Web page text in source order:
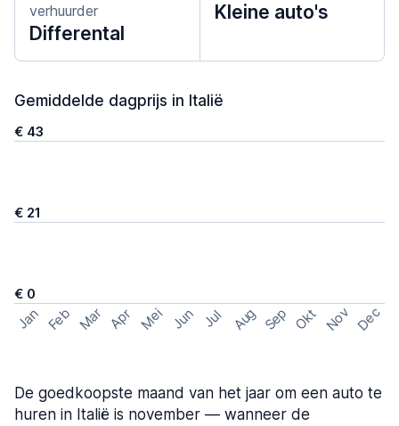
verhuurder
Differental
Kleine auto's
Gemiddelde dagprijs in Italië
€ 43
€ 21
€ 0
Jan Feb Mar Apr Mei Jun Jul Aug Sep Okt Nov Dec
De goedkoopste maand van het jaar om een auto te
huren in Italië is november — wanneer de